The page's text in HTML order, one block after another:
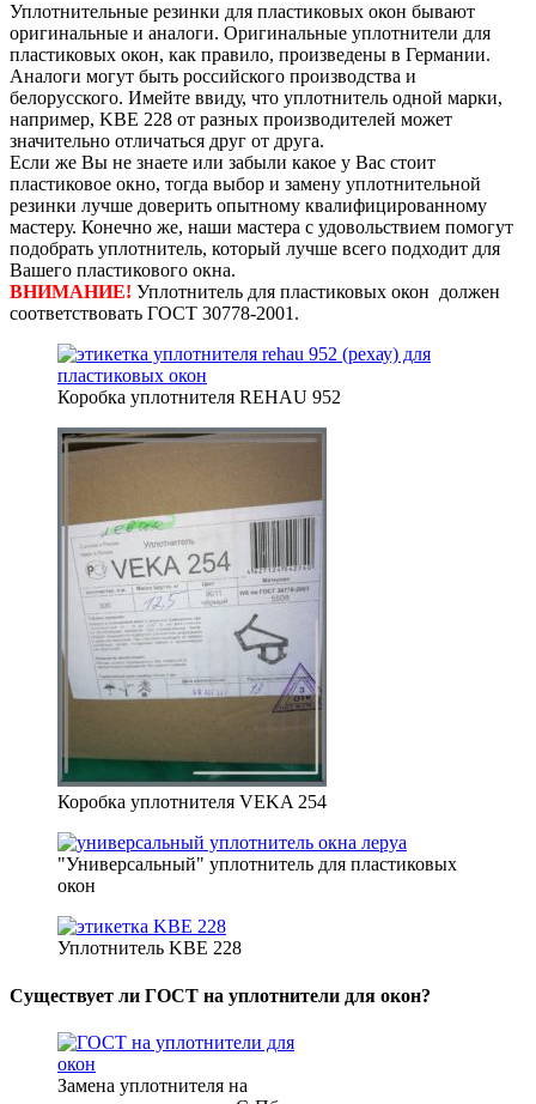
Уплотнительные резинки для пластиковых окон бывают
оригинальные и аналоги. Оригинальные уплотнители для
пластиковых окон, как правило, произведены в Германии.
Аналоги могут быть российского производства и
белорусского. Имейте ввиду, что уплотнитель одной марки,
например, KBE 228 от разных производителей может
значительно отличаться друг от друга.
Если же Вы не знаете или забыли какое у Вас стоит
пластиковое окно, тогда выбор и замену уплотнительной
резинки лучше доверить опытному квалифицированному
мастеру. Конечно же, наши мастера с удовольствием помогут
подобрать уплотнитель, который лучше всего подходит для
Вашего пластикового окна.
ВНИМАНИЕ! Уплотнитель для пластиковых окон должен
соответствовать ГОСТ 30778-2001.
Коробка уплотнителя REHAU 952
Коробка уплотнителя VEKA 254
"Универсальный" уплотнитель для пластиковых
окон
Уплотнитель KBE 228
Существует ли ГОСТ на уплотнители для окон?
Замена уплотнителя на